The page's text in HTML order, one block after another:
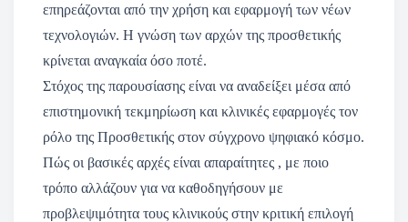
επηρεάζονται από την χρήση και εφαρμογή των νέων
τεχνολογιών. Η γνώση των αρχών της προσθετικής
κρίνεται αναγκαία όσο ποτέ.
Στόχος της παρουσίασης είναι να αναδείξει μέσα από
επιστημονική τεκμηρίωση και κλινικές εφαρμογές τον
ρόλο της Προσθετικής στον σύγχρονο ψηφιακό κόσμο.
Πώς οι βασικές αρχές είναι απαραίτητες , με ποιο
τρόπο αλλάζουν για να καθοδηγήσουν με
προβλεψιμότητα τους κλινικούς στην κριτική επιλογή